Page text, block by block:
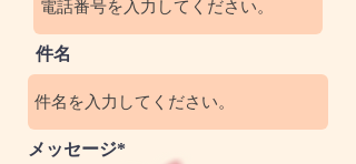
件名
メッセージ*